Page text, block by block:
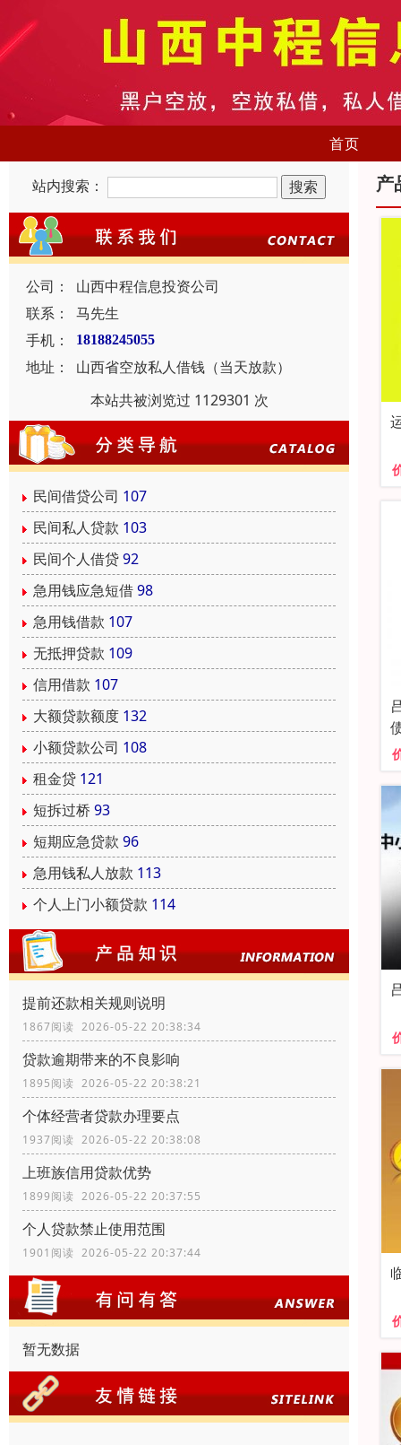
首页
站内搜索：
公司：
山西中程信息投资公司
联系：
马先生
手机：
18188245055
地址：
山西省空放私人借钱（当天放款）
本站共被浏览过 1129301 次
民间借贷公司 107
民间私人贷款 103
民间个人借贷92
急用钱应急短借98
急用钱借款 107
无抵押贷款 109
信用借款 107
大额贷款额度 132
小额贷款公司 108
租金贷 121
短拆过桥 93
短期应急贷款 96
急用钱私人放款 113
个人上门小额贷款 114
提前还款相关规则说明
1867阅读 2026-05-22 20:38:34
贷款逾期带来的不良影响
1895阅读 2026-05-22 20:38:21
个体经营者贷款办理要点
1937阅读 2026-05-22 20:38:08
上班族信用贷款优势
1899阅读 2026-05-22 20:37:55
个人贷款禁止使用范围
1901阅读 2026-05-22 20:37:44
暂无数据
产